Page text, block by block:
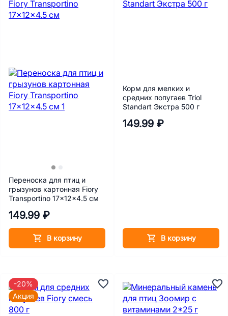
Переноска для птиц и
грызунов картонная Fiory
Transportino 17x12x4.5 см
149.99 ₽
В корзину
Корм для мелких и
средних попугаев Triol
Standart Экстра 500 г
149.99 ₽
В корзину
-20%
Акция